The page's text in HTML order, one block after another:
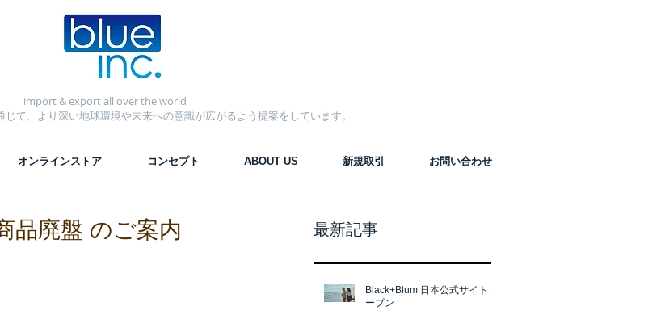
import & exportall over the world
じて、より深い地球環境や未来への意識が広がるよう提案をしています。
オンラインストア コンセプト ABOUT US 新規取引 お問い合わせ
品廃盤 のご案内 最新記事
Black+Blum 日本公式サイト オ
ープン